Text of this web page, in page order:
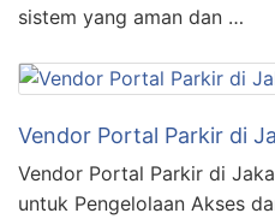
sistem yang aman dan …
Vendor Portal Parkir di
Vendor Portal Parkir di
untuk Pengelolaan Akses